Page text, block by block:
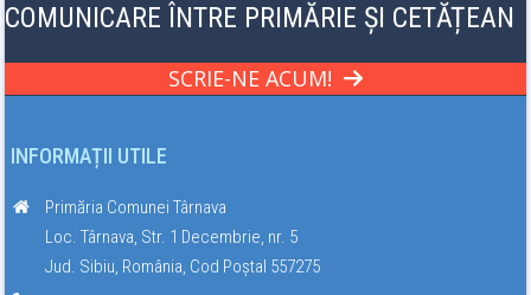
COMUNICARE ÎNTRE PRIMĂRIE ȘI CETĂȚEAN
SCRIE-NE ACUM!
INFORMAȚII UTILE
Primăria Comunei Târnava
Loc. Târnava, Str. 1 Decembrie, nr. 5
Jud. Sibiu, România, Cod Poștal 557275